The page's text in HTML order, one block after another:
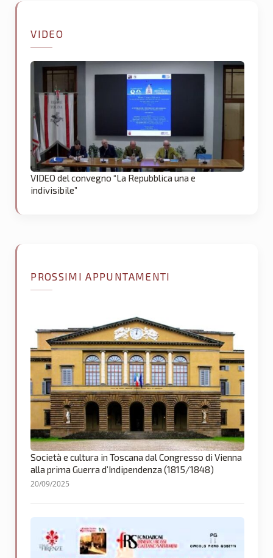
VIDEO
VIDEO del convegno “La Repubblica una e
indivisibile”
PROSSIMI APPUNTAMENTI
Società e cultura in Toscana dal Congresso di Vienna
alla prima Guerra d’Indipendenza (1815/1848)
20/09/2025